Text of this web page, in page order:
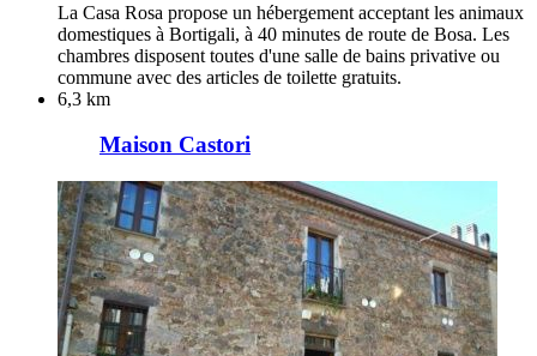
La Casa Rosa propose un hébergement acceptant les animaux
domestiques à Bortigali, à 40 minutes de route de Bosa. Les
chambres disposent toutes d'une salle de bains privative ou
commune avec des articles de toilette gratuits.
6,3 km
Maison Castori